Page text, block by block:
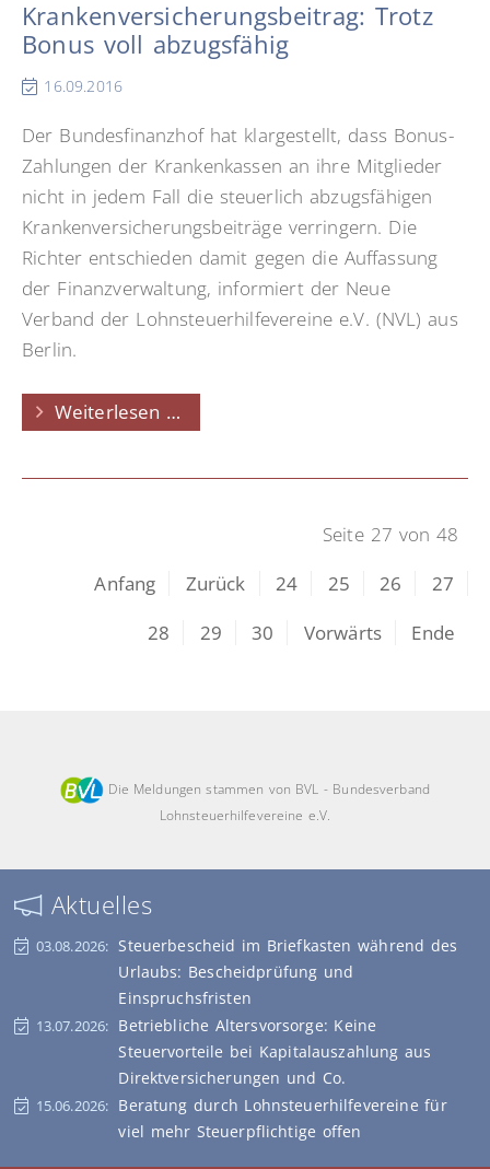
Verzinsung
Krankenversicherungsbeitrag: Trotz
Bonus voll abzugsfähig
16.09.2016
Der Bundesfinanzhof hat klargestellt, dass Bonus-
Zahlungen der Krankenkassen an ihre Mitglieder
nicht in jedem Fall die steuerlich abzugsfähigen
Krankenversicherungsbeiträge verringern. Die
Richter entschieden damit gegen die Auffassung
der Finanzverwaltung, informiert der Neue
Verband der Lohnsteuerhilfevereine e.V. (NVL) aus
Berlin.
Weiterlesen …
Bonus
Seite 27 von 48
Anfang
Zurück 24 25 26
27
28
29 30 Vorwärts Ende
Die Meldungen stammen von BVL - Bundesverband
Lohnsteuerhilfevereine e.V.
Aktuelles
03.08.2026: Steuerbescheid im Briefkasten während des
Urlaubs: Bescheidprüfung und
Einspruchsfristen
13.07.2026: Betriebliche Altersvorsorge: Keine
Steuervorteile bei Kapitalauszahlung aus
Direktversicherungen und Co.
15.06.2026: Beratung durch Lohnsteuerhilfevereine für
viel mehr Steuerpflichtige offen